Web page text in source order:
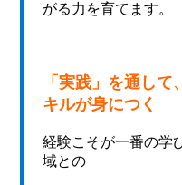
がる力を育てます。
「実践」を通し
キルが身につく
経験こそが一番の学
域との